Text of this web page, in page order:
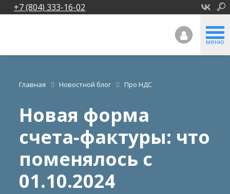
+7 (804) 333-16-02
меню
Главная Новостной блог Про НДС
Новая форма
счета‑фактуры: что
поменялось с
01.10.2024